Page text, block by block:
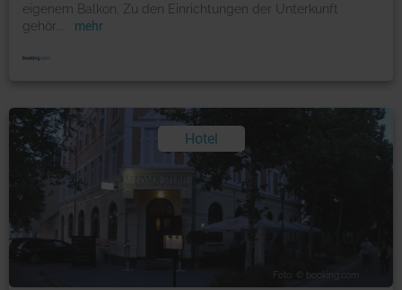
eigenem Balkon. Zu den Einrichtungen der Unterkunft
gehör
mehr
Hotel
Foto: © booking.com